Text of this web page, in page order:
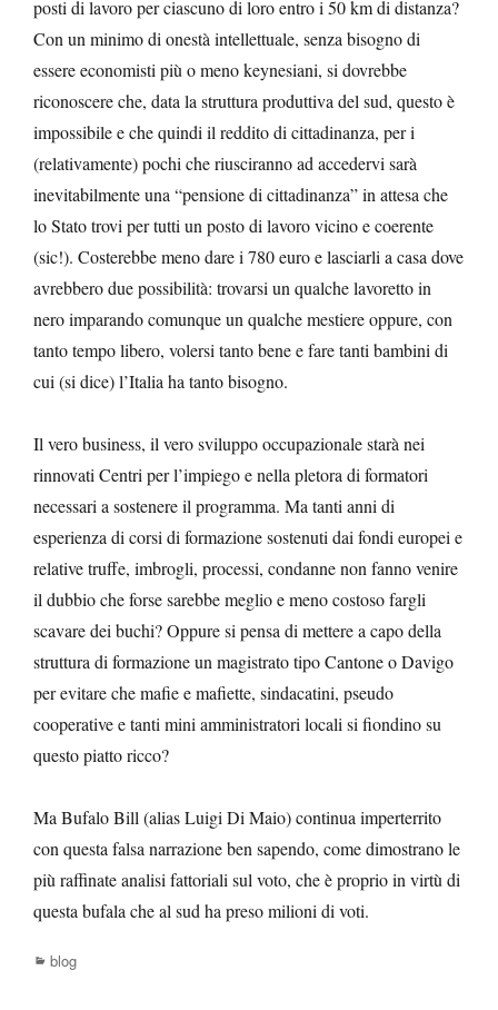
posti di lavoro per ciascuno di loro entro i 50 km di distanza?
Con un minimo di onestà intellettuale, senza bisogno di
essere economisti più o meno keynesiani, si dovrebbe
riconoscere che, data la struttura produttiva del sud, questo è
impossibile e che quindi il reddito di cittadinanza, per i
(relativamente) pochi che riusciranno ad accedervi sarà
inevitabilmente una “pensione di cittadinanza” in attesa che
lo Stato trovi per tutti un posto di lavoro vicino e coerente
(sic!). Costerebbe meno dare i 780 euro e lasciarli a casa dove
avrebbero due possibilità: trovarsi un qualche lavoretto in
nero imparando comunque un qualche mestiere oppure, con
tanto tempo libero, volersi tanto bene e fare tanti bambini di
cui (si dice) l’Italia ha tanto bisogno.
Il vero business, il vero sviluppo occupazionale starà nei
rinnovati Centri per l’impiego e nella pletora di formatori
necessari a sostenere il programma. Ma tanti anni di
esperienza di corsi di formazione sostenuti dai fondi europei e
relative truffe, imbrogli, processi, condanne non fanno venire
il dubbio che forse sarebbe meglio e meno costoso fargli
scavare dei buchi? Oppure si pensa di mettere a capo della
struttura di formazione un magistrato tipo Cantone o Davigo
per evitare che mafie e mafiette, sindacatini, pseudo
cooperative e tanti mini amministratori locali si fiondino su
questo piatto ricco?
Ma Bufalo Bill (alias Luigi Di Maio) continua imperterrito
con questa falsa narrazione ben sapendo, come dimostrano le
più raffinate analisi fattoriali sul voto, che è proprio in virtù di
questa bufala che al sud ha preso milioni di voti.
Categories
blog